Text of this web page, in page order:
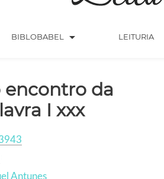
BIBLOBABEL arrow_drop_down LEITURIA
encontro da
I xxx
Antunes